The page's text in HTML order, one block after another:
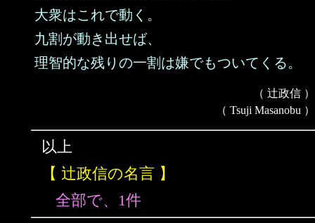
大衆はこれで動く。
九割が動き出せば、
理智的な残りの一割は嫌でもついてくる。
（ 辻政信 ）
（ Tsuji Masanobu ）
以上
【 辻政信の名言 】
全部で、1件